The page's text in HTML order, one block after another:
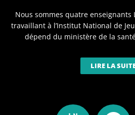
Nous sommes quatre enseignants
travaillant à l’Institut National de
dépend du ministère de la
LIRE LA